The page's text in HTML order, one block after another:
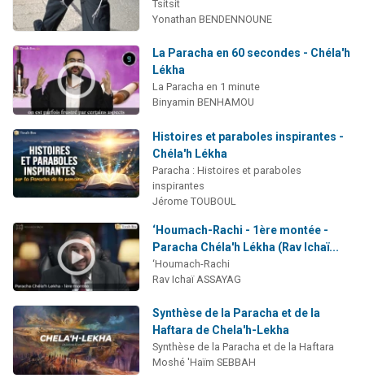
Tsitsit
Yonathan BENDENNOUNE
La Paracha en 60 secondes - Chéla'h
Lékha
La Paracha en 1 minute
Binyamin BENHAMOU
Histoires et paraboles inspirantes -
Chéla'h Lékha
Paracha : Histoires et paraboles
inspirantes
Jérome TOUBOUL
‘Houmach-Rachi - 1ère montée -
Paracha Chéla'h Lékha (Rav Ichaï...
‘Houmach-Rachi
Rav Ichaï ASSAYAG
Synthèse de la Paracha et de la
Haftara de Chela'h-Lekha
Synthèse de la Paracha et de la Haftara
Moshé 'Haïm SEBBAH